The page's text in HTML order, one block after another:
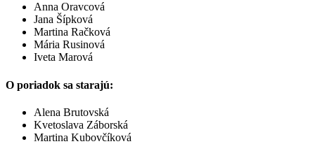
Anna Oravcová
Jana Šípková
Martina Račková
Mária Rusinová
Iveta Marová
O poriadok sa starajú:
Alena Brutovská
Kvetoslava Záborská
Martina Kubovčíková